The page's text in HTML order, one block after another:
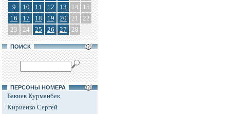
9
10 11 12 13 14
15
16
17 18 19 20 21
22
23
24 25 26 27 28
ПОИСК
ПЕРСОНЫ НОМЕРА
Бакиев Курманбек
Кириенко Сергей